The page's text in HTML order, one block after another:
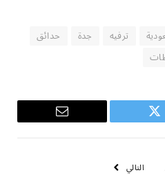
ترفيه جدة
حدائق
تويتر
البريد
التالي